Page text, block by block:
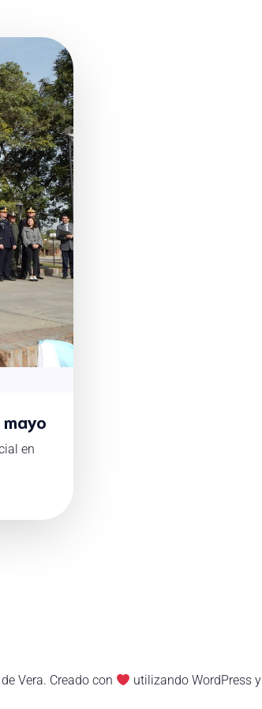
en
Vera. Creado con utilizando WordPress y